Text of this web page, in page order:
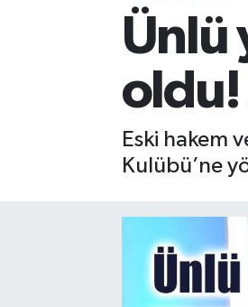
Ünlü
oldu!
Eski hakem
Kulübü’ne
Borsa Haberleri
Süper Lig Puan Durumu ve
Tüm Manşetler
Son Dakika Haberleri
Haber Arşivi